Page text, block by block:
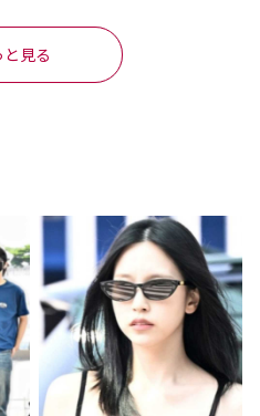
と見る